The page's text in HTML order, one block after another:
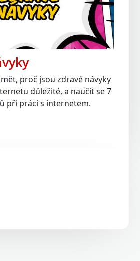
proč jsou zdravé návyky
důležité, a naučit se 7
při práci s internetem.